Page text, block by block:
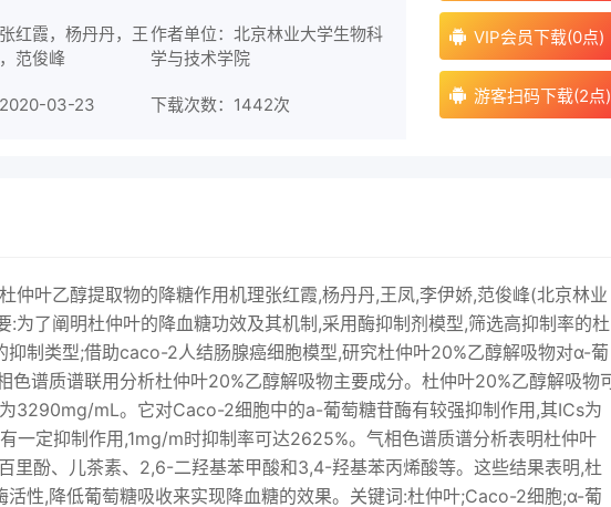
红霞，杨丹丹，王
范俊峰
作者单位：北京林业大学生物科
学与技术学院
03-23 下载次数： 1442次
VIP会员下载(0点)
游客扫码下载(2点)
公司;超净工作台苏州医杜仲制成的杜仲晶、杜仲粉等都有一定的保健功效疗器械仪器厂;ST-360酶标仪上海科华实验系统有限最近研究表明杜仲叶具有降血糖作用,杜仲分离得到公司;倒置显微镜日本 Olympus公司。的黄酮醇糖苷可抑制糖化作用,作用可以与氨基呱相13方法媲美1;杜仲叶水提物对链脲佐菌素诱导的糖尿病大鼠1.3.1杜仲叶乙醇提取物的提取及纯化有一定的降血糖作用山;杜仲茶甲醇抽提物可有效抑制杜仲叶洗净烘干粉碎,过20目筛,40%乙醇溶液为a-葡萄糖苷酶活性,维持体内适当的血糖值。但是,提取液,料液比1:60(m/V),浸泡25h后,每次超声提目前对杜仲叶降血糖的研究大多停留在化学成分分析、取1h,重复提取2次,合并滤液,用旋转蒸发仪浓缩后降糖效果上,针对其在人体内降血糖机制尚不清楚。冷冻干燥,备用"本实验借助Caco-2人结肠腺癌细胞模拟人体小肠壁将所得样品配制为质量浓度5mg/mL,共100mL的环境,从肠道二糖酶系活性以及葡萄糖吸收的角度出EE溶液。使用AB8大孔树脂装入20cm×40cm玻璃色谱发,研究了杜仲叶20%乙醇解吸物降血糖机制。本实验柱,柱床体积60mL进行分离纯化。首先,吸附过程中调首先对杜仲叶乙醇提取物( ethanol extract of Eucommia节流速为10mL/min,直到提取液完全进入树脂层;充分uLmoides leaves,EE)进行分离纯化,并以酶-抑制剂吸附后依次使用200mL的0、20%、40%、60%、80%乙为模型通过酶促反应动力学研究,判断杜仲叶20%乙醇醇溶液以2.0ml/min流速进行洗脱,收集解吸液,分别解吸物对a-葡萄糖苷酶的抑制类型及亲和度;然后借助为EEA、EEB、EEC、EED、EEE,浓缩后冷冻干燥,备Caco-2细胞模型,研究了杜仲叶20%乙醇解吸物的降糖作用,并初步探讨其作用机制;最后利用气相色谱质谱联用。具体的提取分离流程如图所示。用仪( gas chromatograph- mass spectrometer,GCMS)对杜仲叶烘千粉碎,过20目杜仲叶20%乙醇解吸物主要降糖成分进行分析。本实验40%乙醇溶液,料液比1:60(m),浸泡2.5h可以从糖的消化转运途径阐明杜仲叶降血糖保健功效[超声波,1的原理,为进一步生产杜仲叶降血糖保健品提供理论旋转蒸发浓缩依据。[空冷冻1材料与方法AB8大孔树脂分离纯化,得到杜仲叶乙醇提取物0%乙醇解吸□20%乙醇解吸40%乙醇解吸60%乙醇解吸乙醇解吸(EEA)(EEB)I(EEC)L(EED)L(EEE)11材料与试剂杜仲叶采集自陕西汉中略阳县。酶抑制剂模型筛选高抑制率的杜仲叶乙醇提取物EEB大孔树脂(AB-8)天津市南开大学化工借助C2细胞,研究EB抑制葡萄糖苷酶活性厂;α-葡萄糖苷酶、4-硝基苯基-α-D-吡喃葡萄糖苷EEB的GCMS成分分析(4 nitrophenyl-a-D- glucopyranoside,PNPG)、噻唑图1杜仲叶活性成分提取分离流程R(3-(4, 5-dimethyl-2-thiazolyl)-2, 5-diphenyl-2-H-Fig 1 Extraction and separation of bioactive components fromtetrazolium bromide,MTT)美国 Sigma公司;Caco2Eucommia ulmoides leaves※营养卫生且品科兽2014,Wl.35,No.171991.32杜仲叶乙醇提取物对酶抑制剂模型的a葡萄糖苷200μLEEB,使EEB终质量浓度为005、0.10、0.20酶的抑制作用0.50、1.00mg/mL;置37℃反应40min后移入冰浴,迅速在9孔酶标板上,每个样品做3个平行实验,在每个吸出反应液50,分别加入200L的葡萄糖试剂盒中孔中先后加入120μ05moM的磷酸缓冲液(pH67),37℃反应30min,在490m波长处测定吸光度A并记录,20μL一定质量浓度的杜仲叶乙醇提取物,50μa葡萄糖计算抑制率及IC苷酶溶液(25mgmL)和50μPNPG(3 mmolL),混匀酶活力单位定义:每分钟分解10mo底物为一个后37℃反应1h,然后加入50μ碳酸钠溶液(067mo)酶活力单位。按公式(3)计算二糖酶活力。终止反应,最后在405nm波长处用酶标仪测定吸光度吗。CN按公式(1)计算酶活性抑制率。二糖酶活力(μmo(L·min))=(3)酶活性抑制率%=4-42+4式中:c为反应所释放的葡萄糖浓度/(pmol):NA(1)为样品稀释倍数;t为反应时间/min;B为1个单位的二糖式中:A1为空白组吸光度,20的去离子水代替分解后葡萄糖释放量(即麦芽糖B为2)提取液;A2为实验组吸光度;A3为背景组吸光度,只1.36EEB对Caco2细胞模型葡萄糖吸收的影响加入提取物,以100μL磷酸缓冲液代替a-葡萄糖苷酶实验在24孔板的单层细胞上进行。实验前弃去培养及PNPG。液,细胞用PBS洗3次,除去细胞表面附着物。加入含133EEB对a-葡萄糖苷酶抑制的动力学实验EFB的PBS04mL,置37℃孵育10min后加入0.55 mmolL选定质量浓度为10、20mg/mL的EEB,分别加入浓的葡萄糖溶液1.6mL,使EEB终质量浓度分别为0.05度()为1、3、6、9、12 mmol/L的PNPG,按照1.320.10、0.20、0.50、100mgmL:空白组以04 mL PBS代节方法作出不同浓度的PNPG吸光度A随时间变化图,并替含EEB的溶液。37℃培养箱中培养40min,迅速吸出以直线部分求速率V,同时测定不加抑制剂时不同浓度溶液,用冰冷(4℃)PBS洗细胞3次,收集细胞,反复PNPG的反应速率。按 Lineweaver-Burk作图,以IS冻融破碎,分别测定细胞中葡萄糖及蛋白质含量2。细为横坐标,1为纵坐标,分别绘制不同浓度EEB的抑制胞葡萄糖含量测定采用氧化酶葡萄糖试剂盒法;细胞蛋作用动力学曲线,求出米氏常数K并根据竞争性抑制动白质含量测定采用考马斯亮蓝法。力学方程(2),确定抑制常数K值13.7EEB成分分析1/Km=l/(Km(1+[K)(2)取干燥样品EEB置于安培瓶中,无水分残留,否式中:K为加入抑制剂后的米氏常数;四为B浓度则会影响衍生化的效果。以1:1(VV)的比例加入衍134EEB的细胞毒性实验生化试剂,含0.1%TMCS的 BSTFA,将安培瓶口封采用MTT法,选择EE对caco2细胞的安全质量浓好,超声波处理lh,放入100℃的烘箱中加热,取出度。将细胞悬液稀释为3×10个/mL,混匀后每孔100山后冷却至室温接种于96孔板上,37℃、5%CO2环境中孵育24h,弃气相色谱检测条件:进样量为1u,分流进样,分上清液,贴壁细胞用于实验,每孔加入含EEB的完全培养基(对照孔只加完全培养基)100μL,培养48h后检流比30:1;Rx5毛细管柱(30m×032mm,0.5μm);测细胞增殖情况。加MTT(5mg/mL)每孔20μ,胃程序升温柱温设置:柱初温50℃,升温速率6℃/min,升至250℃,继续升温,速率15℃/min,升至280℃,取( dimethyl sulfoxide,DMso)每孔200,避光振荡保持时间不少于10mim,按口温度250℃,进样口温15min,于酶标仪570m波长处测定吸光度度270℃。质谱条件:EI离子源温度220℃,电离电压1.3.5EEB对Caco-2细胞模型a-葡萄糖苷酶活性的70eV,倍增器电压350V,扫描范围33~500amu,扫描抑制速率05s/次。实验分为空白组、阴性对照组、阳性对照组、实验14数据处理组,Caco-2细胞接种于24孔板上(4×104个/mL),培实验最少重复3次取平均值,表示为士s,所有数养至12d。实验前弃去培养液,细胞用PBS洗3次,除去据用SPSS20.0软件处理,用 Duncan's法进行方差分析,细胞表面附着物。空白组每孔加入1 mL PBS;阴性对照组P<005为差异显著。每孔加入800μ28mmo麦芽糖溶液和200μPBS;阳性对照组每孔加入800山28mmo麦芽糖溶液和200μ2结果与分析阿卡波糖溶液,使阿卡波糖终质量浓度为0.20mg/mL实验组每孔加入800μL28mmol/L麦芽糖溶液和21杜仲叶乙醇提取物对a-葡萄糖苷酶的抑制作用2002014,Vo.35,No.17品利字※营养卫生由图4可知,在0、0.05、0.10、0.20、0.50、100mg/mL条件下吸光度A50m分别为0.818±0.046、0.849±0.015、0.849±0.033、0.783±0.0530.767±0.118、0.74±0.037。实验组与空白组无显著差异(P>0.05)。这说明实验质量浓度下,EEB对Caco2细胞无明显毒性。EEA EEB EEC EED EEE组别24Caco2细胞中EEB的降血糖机制小写字母不同表示差异显著(P<0.05)2.4.1EEB对Caco-2细胞模型的a-葡萄糖苷酶抑制作用图2大孔树脂分离纯化后各成分对a葡萄糖苷酶抑制率Fig2 Anti-a-glucosidase activity of the fractions separated from the40% ethanol extract of Eucommia ulmoides leaves by macroporousresin adsorptionR16经大孔树脂动态纯化后的杜仲叶乙醇提取物对a-葡120萄糖苷酶有一定的抑制作用,由图2可知,EEB对a-葡萄糖苷酶的抑制率最高,为(43.08±0.55)%;其次是0.60.81.0EEB质量浓度/(mg/mLEEC,(26.74±0.32)%,比EEA高114%;而EED抑制图5EFB对a葡萄糖苷酶酶活性的抑制作用率只有(13.87±0.20)%,是5个组分中最低的。ig.5 Anti-a-glucosidase activity of EEB in Caco-2 cells22EEB对a葡萄糖苷酶抑制动力学如图5所示,EEB在以麦芽糖为底物时对Caco-2细胞中a-葡萄糖苷酶活性有一定的抑制作用。当EEB质23409x+47513量浓度为0.05、0.10、0.20、0.50、1.00mg/mL时,抑200R2=09814无抑制剂制率分别为(19.50±193)%、(32.07±1.08)%、m 10 mg/mL EEB(4421±334)%、(49.11±3.78)%、(51.75±215)%。▲20mg/ mL EEB04=02000204060.81012其ICs值为0.57mg/mL。随着EE质量浓度的升高,a葡I/[S/(L/mmol)萄糖苷酶活性逐渐降低,说明其抑制α-葡萄糖苷酶活性图3EEB的 Lineweaver-Burk的双倒数曲线具有质量浓度依赖性。Fig-3 Lineweaver-Burk curve of EEB2.42EEB对Caco-2细胞模型葡萄糖吸收的影响由图3可知,最大反应速率(Vmx)随着抑制剂质量浓度的增大保持不变,米氏常数(Km)增大,说明了EEB对a-葡萄糖苷酶底物在该酶上的络合位点相同,号20互相竞争,属竞争性抑制剂。根据竞争性抑制动力学方程1/K=/kn(1+[/K;)},从图3中求得EEB质量浓度为10、20mg/mL时Kn,再根据a-葡萄糖苷酶的K和Vmx,可求出EEB质量浓度为10、20mg/mL时K的均值0.6EEB质量浓度/(mgmL)为32.90mg/mL。图6EEB对Caco-2细胞的葡萄糖吸收抑制作用23EEB的细胞毒性实验g6 Anti-absorption of glucose of EEB in Caco-2 cells如图6所示,空白组中葡萄糖吸收量为3018μ moVing;添加EEB的实验组中,Caco-2细胞对葡萄糖吸收量出现0.4定程度的降低。随着EEB质量浓度的上升,抑制率逐渐上升。这说明EEB对Caco-2细胞模型葡萄糖吸收有一定的抑制作用,1mgm时抑制率为(26.25±0.86)%0.501.00EEB质量浓度25EEB硅烷化衍生物GCMS分析不同质量浓度EEB对Caco2细胞生长的影响EEB的GCMS总离子流图如图7所示。其中一部分化Effect of EEB on the合物由于含量少或者无法衍生化为挥发性物质,故无法※营养卫生品科兽2014,Vol.35,No.17201确定其化学结构,也有一部分为杂峰,予以扣除后通过机酸种类最多,包含饱和脂肪酸,不饱和脂肪酸以及芳标准质谱库检索和人工解吸相结合,分析EEB中主要降香族脂肪酸。饱和脂肪酸中主要含有草酸(0.95%)血糖成分,结果见表1。乳酸(0.57%)等;不饱和脂肪酸主要含有2-酮-D-葡萄糖酸(2.63%)、10,12-二十二碳二炔二酸(142%)(表中未列出)等;芳香族脂肪酸中2,6-二羟基苯甲酸含量较高,为211%。酚类化合物总相对含量为4.36%分别为百里酚(0.67%),邻羟基苯乙醇(0.46%),3,4-二羟基-苯丙烯酸(1.9%),儿茶素(0.88%)4-羟基-3-甲氧基苯乙二醇(0.45%)。EEB还检测到左12515015210252302530253544254604595旋葡聚糖(0.62%)、阿拉伯呋喃糖(1.46%)、呋喃半时间/min乳糖(1.81%)、吡喃葡萄糖(3.09%)、吡喃甘露糖图7EEB的总离子流图Fig 7 TIC profileof EEB(2.37%)、D岩藻糖(0.65%)等单糖类化合物。就氨基酸而言,5氧代脯氨酸相对含量为054%;4羟基脯氨酸相对含量为1.25%。醇类物质而言,3,4-双脱氧己糖醇表1EEB中抑制a葡萄糖苷酶成分的相对含量able 1 Relative contents of aase inhibitors in EEB相对含量为054%;桃金娘烯醇为0.54%。此外,EEB中序号保留时间mnEEB成分相对含量%还含有07%甲酚甘油醚;0.7%苯胺羰酸;0.45%VB等草酸物质。乳酸15219665氧代腩氨酸1623.628百里酚3讨论1723.724邻羟基苯乙醇1824271D甘露糖酸14内酯小肠绒毛壁上皮的二糖酶系丰富,可引起餐后血糖192537826二羟基苯甲酸212627534双脱氧己糖醇升高,其中